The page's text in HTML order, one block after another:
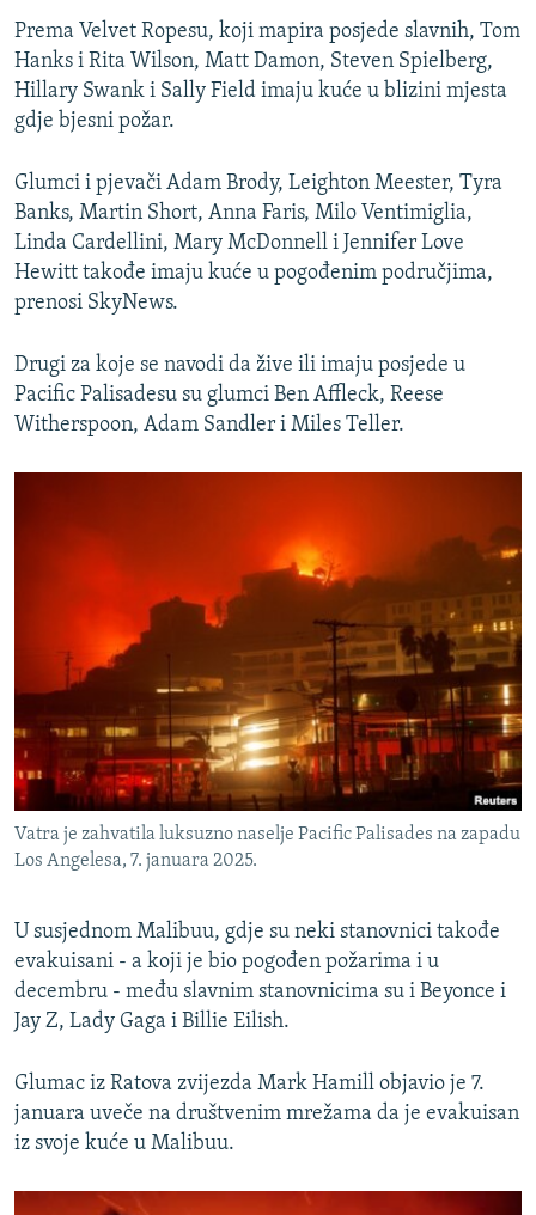
Prema Velvet Ropesu, koji mapira posjede slavnih, Tom
Hanks i Rita Wilson, Matt Damon, Steven Spielberg,
Hillary Swank i Sally Field imaju kuće u blizini mjesta
gdje bjesni požar.
Glumci i pjevači Adam Brody, Leighton Meester, Tyra
Banks, Martin Short, Anna Faris, Milo Ventimiglia,
Linda Cardellini, Mary McDonnell i Jennifer Love
Hewitt takođe imaju kuće u pogođenim područjima,
prenosi SkyNews.
Drugi za koje se navodi da žive ili imaju posjede u
Pacific Palisadesu su glumci Ben Affleck, Reese
Witherspoon, Adam Sandler i Miles Teller.
Vatra je zahvatila luksuzno naselje Pacific Palisades na zapadu
Los Angelesa, 7. januara 2025.
U susjednom Malibuu, gdje su neki stanovnici takođe
evakuisani - a koji je bio pogođen požarima i u
decembru - među slavnim stanovnicima su i Beyonce i
Jay Z, Lady Gaga i Billie Eilish.
Glumac iz Ratova zvijezda Mark Hamill objavio je 7.
januara uveče na društvenim mrežama da je evakuisan
iz svoje kuće u Malibuu.